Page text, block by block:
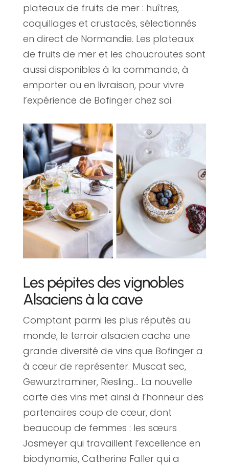
plateaux de fruits de mer : huîtres,
coquillages et crustacés, sélectionnés
en direct de Normandie. Les plateaux
de fruits de mer et les choucroutes sont
aussi disponibles à la commande, à
emporter ou en livraison, pour vivre
l’expérience de Bofinger chez soi.
Les pépites des vignobles
Alsaciens à la cave
Comptant parmi les plus réputés au
monde, le terroir alsacien cache une
grande diversité de vins que Bofinger a
à cœur de représenter. Muscat sec,
Gewurztraminer, Riesling… La nouvelle
carte des vins met ainsi à l’honneur des
partenaires coup de cœur, dont
beaucoup de femmes : les sœurs
Josmeyer qui travaillent l’excellence en
biodynamie, Catherine Faller qui a